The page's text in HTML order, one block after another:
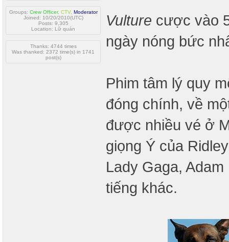
Groups: Crew Officer, CTV, Moderator
Joined: 10/20/2010(UTC)
Posts: 9,305
Location: Lữ quán
Thanks: 4744 times
Was thanked: 2372 time(s) in 1741
post(s)
Vulture cược vào
ngày nóng bức
Phim tâm lý quy
đóng chính, về
được nhiều vé ở
giọng Ý của
Lady Gaga,
tiếng khác.